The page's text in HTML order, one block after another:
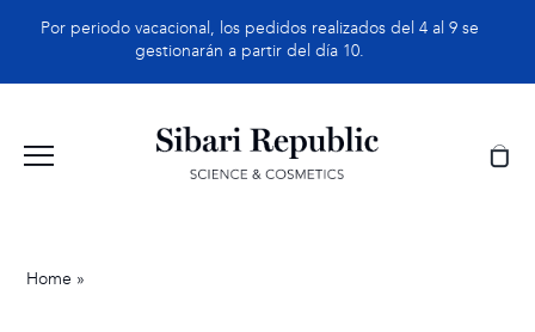
Por periodo vacacional, los pedidos realizados del 4 al 9 se
gestionarán a partir del día 10.
Home »